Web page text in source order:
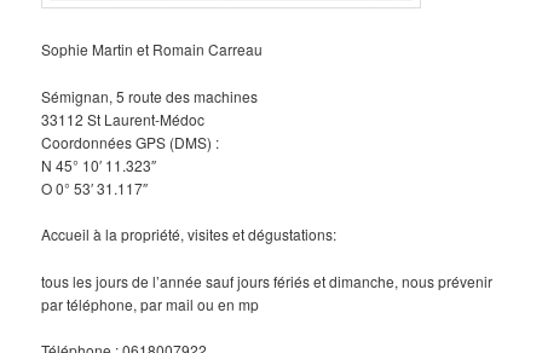
Sophie Martin et Romain Carreau
Sémignan, 5 route des machines
33112 St Laurent-Médoc
Coordonnées GPS (DMS) :
N 45° 10′ 11.323″
O 0° 53′ 31.117″
Accueil à la propriété, visites et dégustations:
tous les jours de l’année sauf jours fériés et dimanche, nous prévenir
par téléphone, par mail ou en mp